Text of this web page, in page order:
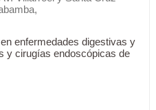
enfermedades digestivas y
y cirugías endoscópicas de